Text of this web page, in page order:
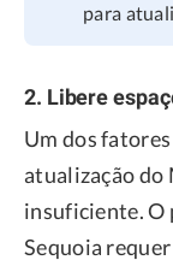
para
2. Libere
Um dos
atualização do
insuficiente. O
Sequoia